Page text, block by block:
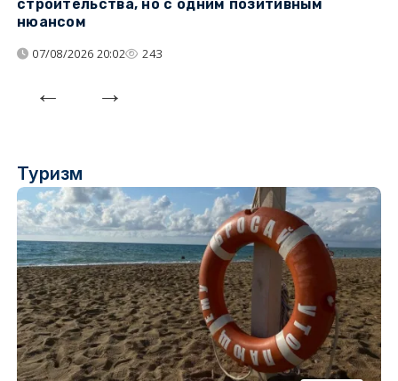
строительства, но с одним позитивным
нюансом
07/08/2026 20:02 243
Туризм